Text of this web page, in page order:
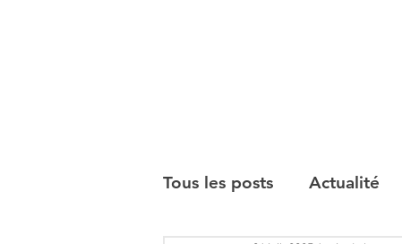
Tous les posts Actualité